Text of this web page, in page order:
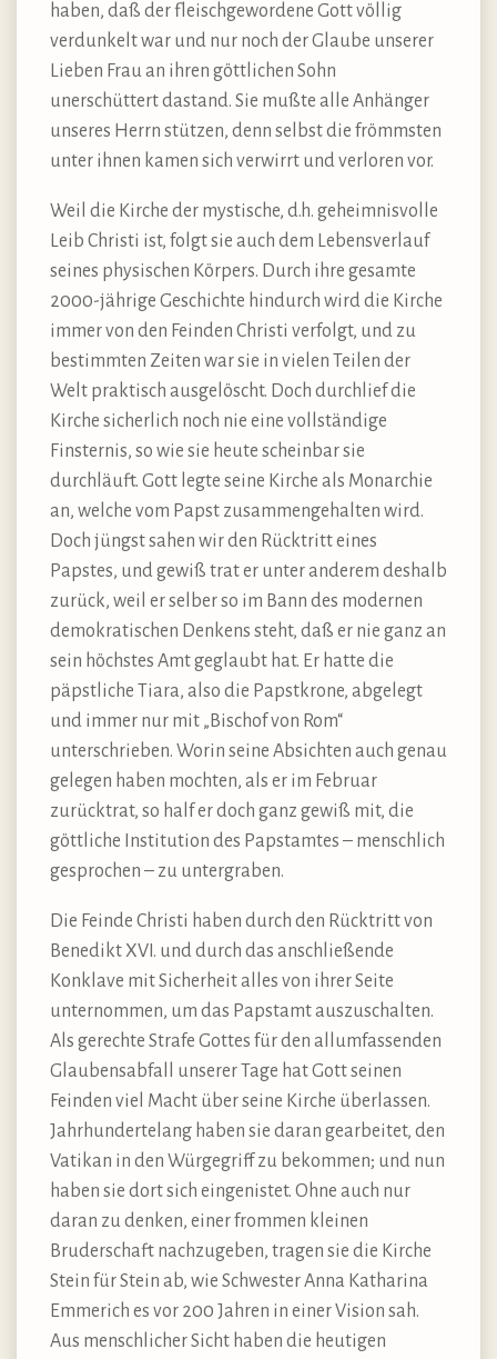
haben, daß der fleischgewordene Gott völlig
verdunkelt war und nur noch der Glaube unserer
Lieben Frau an ihren göttlichen Sohn
unerschüttert dastand. Sie mußte alle Anhänger
unseres Herrn stützen, denn selbst die frömmsten
unter ihnen kamen sich verwirrt und verloren vor.
Weil die Kirche der mystische, d.h. geheimnisvolle
Leib Christi ist, folgt sie auch dem Lebensverlauf
seines physischen Körpers. Durch ihre gesamte
2000-jährige Geschichte hindurch wird die Kirche
immer von den Feinden Christi verfolgt, und zu
bestimmten Zeiten war sie in vielen Teilen der
Welt praktisch ausgelöscht. Doch durchlief die
Kirche sicherlich noch nie eine vollständige
Finsternis, so wie sie heute scheinbar sie
durchläuft. Gott legte seine Kirche als Monarchie
an, welche vom Papst zusammengehalten wird.
Doch jüngst sahen wir den Rücktritt eines
Papstes, und gewiß trat er unter anderem deshalb
zurück, weil er selber so im Bann des modernen
demokratischen Denkens steht, daß er nie ganz an
sein höchstes Amt geglaubt hat. Er hatte die
päpstliche Tiara, also die Papstkrone, abgelegt
und immer nur mit „Bischof von Rom“
unterschrieben. Worin seine Absichten auch genau
gelegen haben mochten, als er im Februar
zurücktrat, so half er doch ganz gewiß mit, die
göttliche Institution des Papstamtes – menschlich
gesprochen – zu untergraben.
Die Feinde Christi haben durch den Rücktritt von
Benedikt XVI. und durch das anschließende
Konklave mit Sicherheit alles von ihrer Seite
unternommen, um das Papstamt auszuschalten.
Als gerechte Strafe Gottes für den allumfassenden
Glaubensabfall unserer Tage hat Gott seinen
Feinden viel Macht über seine Kirche überlassen.
Jahrhundertelang haben sie daran gearbeitet, den
Vatikan in den Würgegriff zu bekommen; und nun
haben sie dort sich eingenistet. Ohne auch nur
daran zu denken, einer frommen kleinen
Bruderschaft nachzugeben, tragen sie die Kirche
Stein für Stein ab, wie Schwester Anna Katharina
Emmerich es vor 200 Jahren in einer Vision sah.
Aus menschlicher Sicht haben die heutigen